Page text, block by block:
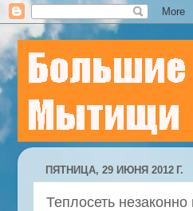
ПЯТНИЦА, 29 ИЮНЯ 2012 Г.
Теплосеть